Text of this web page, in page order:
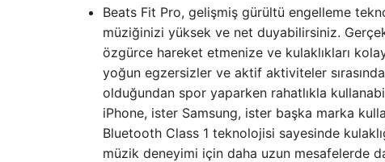
Beats Fit Pro, gelişmiş gürültü engelleme
müziğinizi yüksek ve net duyabilirsiniz.
özgürce hareket etmenize ve kulaklıkları
yoğun egzersizler ve aktif aktiviteler sırasında
olduğundan spor yaparken rahatlıkla
iPhone, ister Samsung, ister başka marka
Bluetooth Class 1 teknolojisi sayesinde
müzik deneyimi için daha uzun mesafelerde